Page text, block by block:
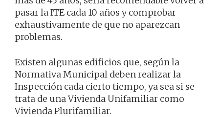
pasar la ITE cada 10 años y comprobar
exhaustivamente de que no aparezcan
problemas.
Existen algunas edificios que, según la
Normativa Municipal deben realizar la
Inspección cada cierto tiempo, ya sea si se
trata de una Vivienda Unifamiliar como
Vivienda Plurifamiliar.